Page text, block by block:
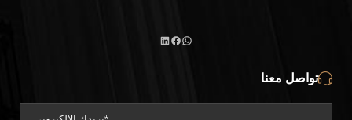
تواصل معنا